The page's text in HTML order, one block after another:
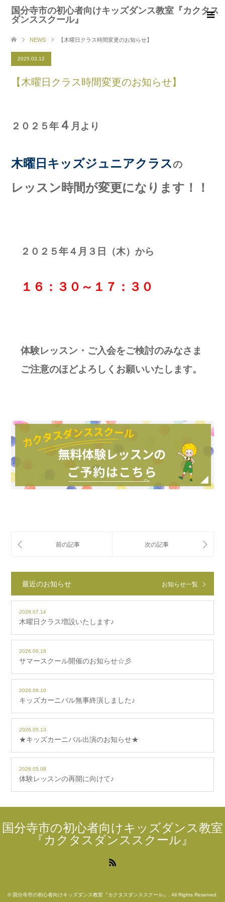
国分寺市の初心者向けキッズダンス教室『カクタス
ダンススクール』
NEWS 【木曜日クラス時間変更のお知らせ】
2025.03.12
【木曜日クラス時間変更のお知らせ】
２０２５年 ４ 月より
木曜日キッズジュニアクラスの
レッスン時間が変更になります！！
２０２５年４月３日（木）から
１６：３０～１７：３０
体験レッスン・ご入会をご検討のみなさま
ご注意のほどよろしくお願いいたします。
最近のお知らせ お知らせ一覧
2026.07.14
木曜日クラス増設いたします♪
2026.06.18
サマースクール開催のお知らせ☆彡
2026.06.10
キッズカーニバル無事終演しました♪
2026.05.13
★キッズカーニバル出演のお知らせ★
2026.05.08
体験レッスンの再開に向けて♪
国分寺市の初心者向けキッズダンス教室
『カクタスダンススクール』
© 国分寺市の初心者向けキッズダンス教室『カクタスダンススクール』 . All Rights Reserved.